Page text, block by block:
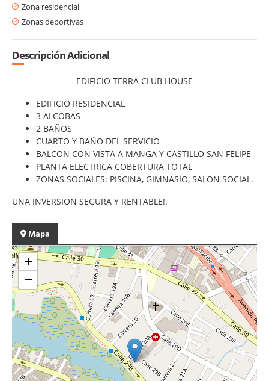
Zona residencial
Zonas deportivas
Descripción Adicional
EDIFICIO TERRA CLUB HOUSE
EDIFICIO RESIDENCIAL
3 ALCOBAS
2 BAÑOS
CUARTO Y BAÑO DEL SERVICIO
BALCON CON VISTA A MANGA Y CASTILLO SAN FELIPE
PLANTA ELECTRICA COBERTURA TOTAL
ZONAS SOCIALES: PISCINA, GIMNASIO, SALON SOCIAL.
UNA INVERSION SEGURA Y RENTABLE!.
Mapa
+
−